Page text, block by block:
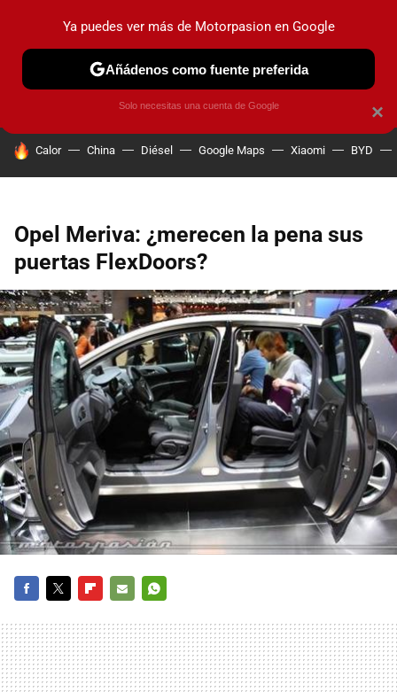
PRUEBAS COCHES ELÉCTRICOS OBSERVATORIO
HOY SE HABLA DE
Calor China Diésel Google Maps Xiaomi BYD
Opel Meriva: ¿merecen la pena sus
puertas FlexDoors?
MAIL
×
Ya puedes ver más de Motorpasion en Google
Añádenos como fuente preferida
Solo necesitas una cuenta de Google